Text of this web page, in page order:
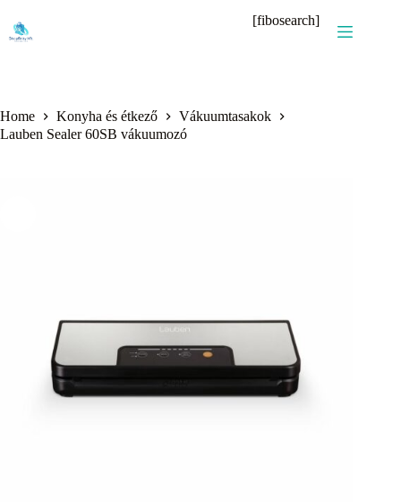
content
[fibosearch]
Home Konyha és étkező
Vákuumtasakok
Lauben Sealer 60SB vákuumozó